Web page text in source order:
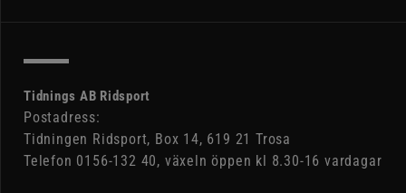
Tidnings AB Ridsport
Postadress:
Tidningen Ridsport, Box 14, 619 21 Trosa
Telefon 0156-132 40, växeln öppen kl 8.30-16 vardagar